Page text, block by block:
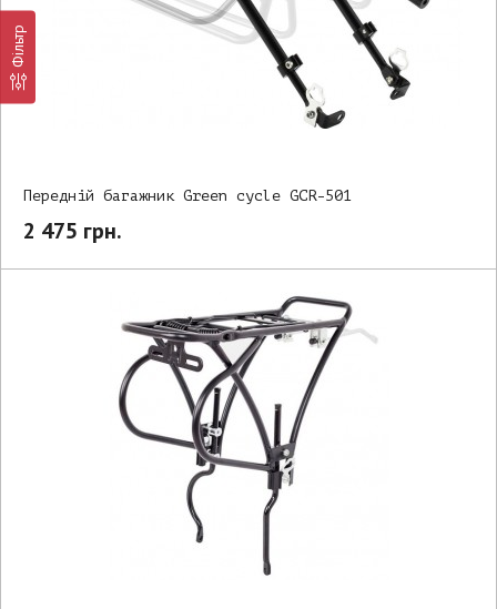
Фільтр
Передній багажник Green cycle GCR-501
2 475 грн.